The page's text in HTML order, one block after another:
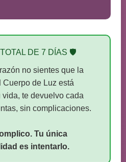
DE 7 DÍAS 🛡️
no sientes que la
de Luz está
vida, te devuelvo cada
sin complicaciones.
Tu única
es intentarlo.